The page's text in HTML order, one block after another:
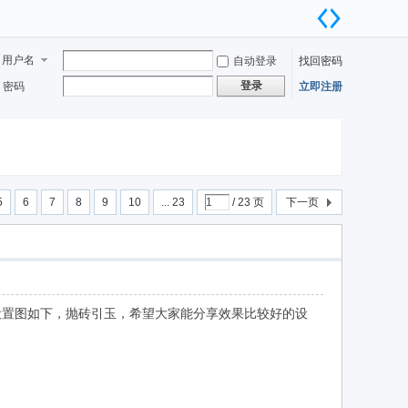
用户名 自动登录
找回密码
密码
登录 立即注册
6 7 8 9 10 ... 23 / 23 页 下一页
图如下，抛砖引玉，希望大家能分享效果比较好的设